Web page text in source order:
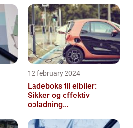
12 february 2024
Ladeboks til elbiler:
Sikker og effektiv
opladning...